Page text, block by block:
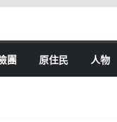
團 原住民 人物